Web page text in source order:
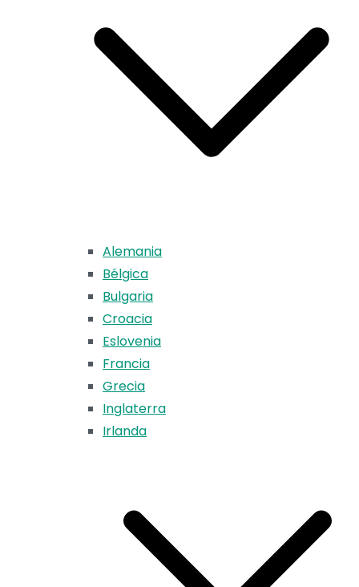
Alemania
Bélgica
Bulgaria
Croacia
Eslovenia
Francia
Grecia
Inglaterra
Irlanda